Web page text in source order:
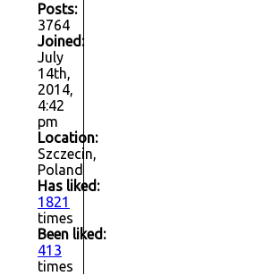
Posts:
3764
Joined:
July
14th,
2014,
4:42
pm
Location:
Szczecin,
Poland
Has liked:
1821
times
Been liked:
413
times